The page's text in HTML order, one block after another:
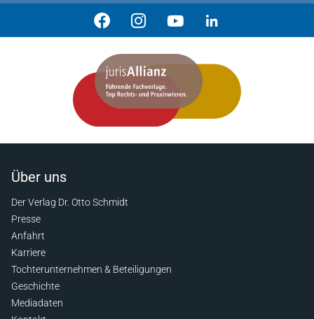
Über uns
Der Verlag Dr. Otto Schmidt
Presse
Anfahrt
Karriere
Tochterunternehmen & Beteiligungen
Geschichte
Mediadaten